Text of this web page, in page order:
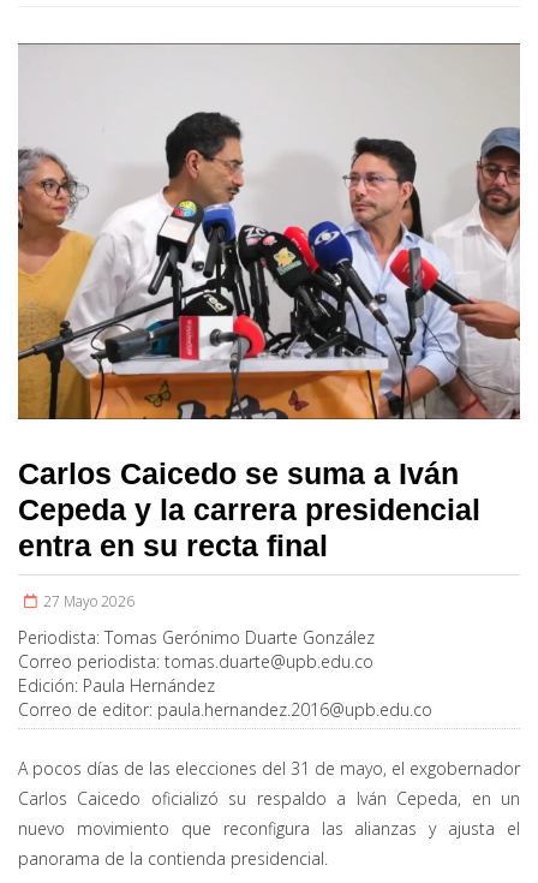
Carlos Caicedo se suma a Iván
Cepeda y la carrera presidencial
entra en su recta final
27 Mayo 2026
Periodista: Tomas Gerónimo Duarte González
Correo periodista: tomas.duarte@upb.edu.co
Edición: Paula Hernández
Correo de editor: paula.hernandez.2016@upb.edu.co
A pocos días de las elecciones del 31 de mayo, el exgobernador
Carlos Caicedo oficializó su respaldo a Iván Cepeda, en un
nuevo movimiento que reconfigura las alianzas y ajusta el
panorama de la contienda presidencial.